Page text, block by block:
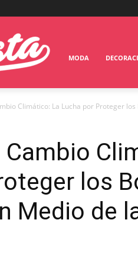
MODA
Climático: La Lucha por Proteger
los
Medio de